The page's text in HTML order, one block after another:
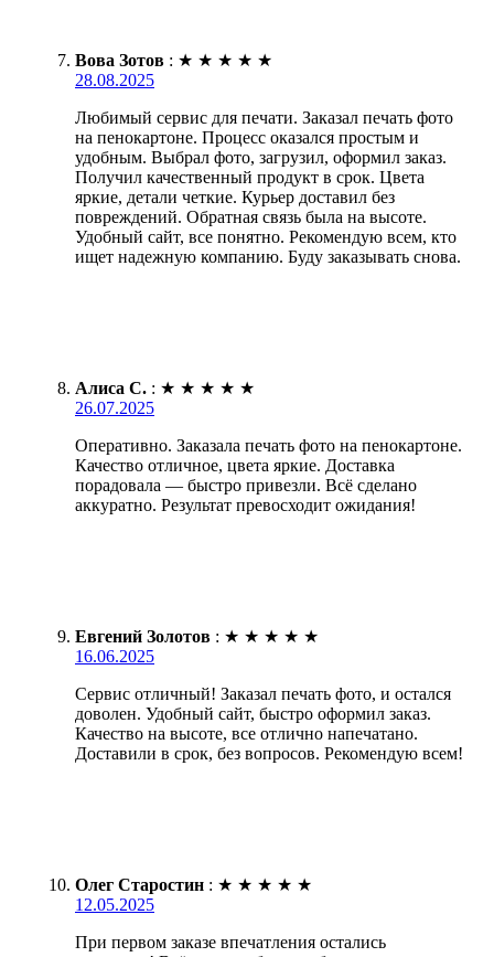
Вова Зотов : ★ ★ ★ ★ ★
28.08.2025
Любимый сервис для печати. Заказал печать фото
на пенокартоне. Процесс оказался простым и
удобным. Выбрал фото, загрузил, оформил заказ.
Получил качественный продукт в срок. Цвета
яркие, детали четкие. Курьер доставил без
повреждений. Обратная связь была на высоте.
Удобный сайт, все понятно. Рекомендую всем, кто
ищет надежную компанию. Буду заказывать снова.
Алиса С. : ★ ★ ★ ★ ★
26.07.2025
Оперативно. Заказала печать фото на пенокартоне.
Качество отличное, цвета яркие. Доставка
порадовала — быстро привезли. Всё сделано
аккуратно. Результат превосходит ожидания!
Евгений Золотов : ★ ★ ★ ★ ★
16.06.2025
Сервис отличный! Заказал печать фото, и остался
доволен. Удобный сайт, быстро оформил заказ.
Качество на высоте, все отлично напечатано.
Доставили в срок, без вопросов. Рекомендую всем!
Олег Старостин : ★ ★ ★ ★ ★
12.05.2025
При первом заказе впечатления остались